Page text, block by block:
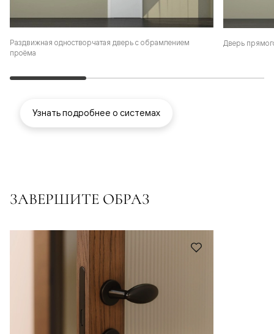
Раздвижная одностворчатая дверь с обрамлением
проёма
Дверь
Узнать подробнее о системах
ЗАВЕРШИТЕ ОБРАЗ